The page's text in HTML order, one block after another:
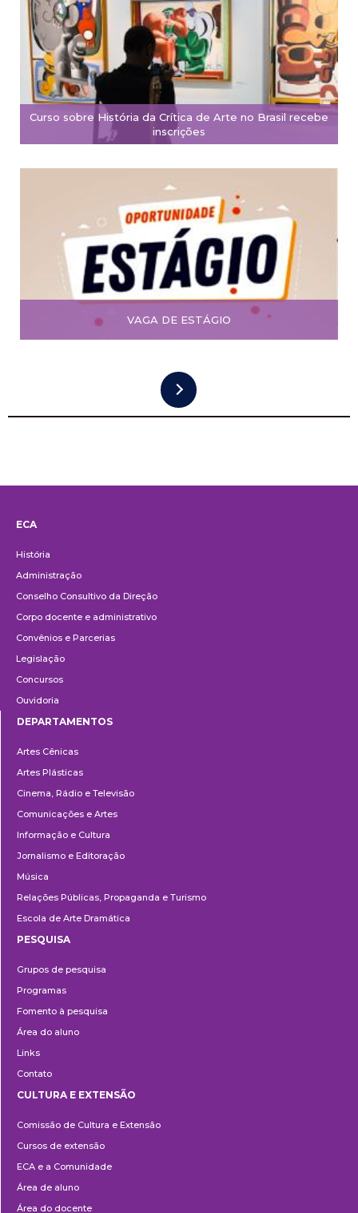
Curso sobre História da Crítica de Arte no Brasil recebe
inscrições
VAGA DE ESTÁGIO
ECA
História
Administração
Conselho Consultivo da Direção
Corpo docente e administrativo
Convênios e Parcerias
Legislação
Concursos
Ouvidoria
DEPARTAMENTOS
Artes Cênicas
Artes Plásticas
Cinema, Rádio e Televisão
Comunicações e Artes
Informação e Cultura
Jornalismo e Editoração
Música
Relações Públicas, Propaganda e Turismo
Escola de Arte Dramática
PESQUISA
Grupos de pesquisa
Programas
Fomento à pesquisa
Área do aluno
Links
Contato
e
Extensão
CULTURA E EXTENSÃO
Comissão de Cultura e Extensão
Cursos de extensão
ECA e a Comunidade
Área de aluno
Área do docente